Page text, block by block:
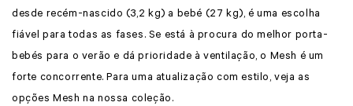
desde recém-nascido (3,2 kg) a bebé (27 kg), é uma escolha
fiável para todas as fases. Se está à procura do melhor porta-
bebés para o verão e dá prioridade à ventilação, o Mesh é um
forte concorrente. Para uma atualização com estilo, veja as
opções Mesh na nossa coleção.